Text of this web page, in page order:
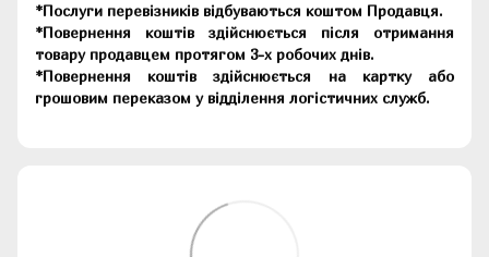
*Послуги перевізників відбуваються коштом Продавця.
*Повернення коштів здійснюється після отримання
товару продавцем протягом 3-х робочих днів.
*Повернення коштів здійснюється на картку або
грошовим переказом у відділення логістичних служб.